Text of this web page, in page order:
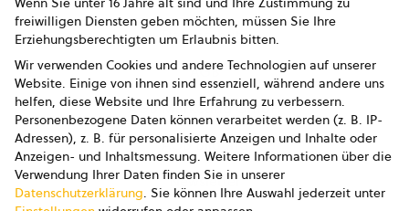
Datenschutz
AGB
AGB Marketing GmbH
AGB Bildung
Newsletter
freiwilligen Diensten geben möchten, müssen Sie Ihre
Erziehungsberechtigten um Erlaubnis bitten.
Wir verwenden Cookies und andere Technologien auf unserer
Website. Einige von ihnen sind essenziell, während andere uns
helfen, diese Website und Ihre Erfahrung zu verbessern.
Personenbezogene Daten können verarbeitet werden (z. B. IP-
Adressen), z. B. für personalisierte Anzeigen und Inhalte oder
Anzeigen- und Inhaltsmessung. Weitere Informationen über die
Verwendung Ihrer Daten finden Sie in unserer
Datenschutzerklärung. Sie können Ihre Auswahl jederzeit unter